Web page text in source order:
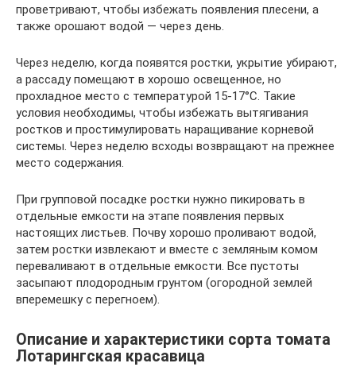
проветривают, чтобы избежать появления плесени, а
также орошают водой — через день.
Через неделю, когда появятся ростки, укрытие убирают,
а рассаду помещают в хорошо освещенное, но
прохладное место с температурой 15-17°С. Такие
условия необходимы, чтобы избежать вытягивания
ростков и простимулировать наращивание корневой
системы. Через неделю всходы возвращают на прежнее
место содержания.
При групповой посадке ростки нужно пикировать в
отдельные емкости на этапе появления первых
настоящих листьев. Почву хорошо проливают водой,
затем ростки извлекают и вместе с земляным комом
переваливают в отдельные емкости. Все пустоты
засыпают плодородным грунтом (огородной землей
вперемешку с перегноем).
Описание и характеристики сорта томата
Лотарингская красавица